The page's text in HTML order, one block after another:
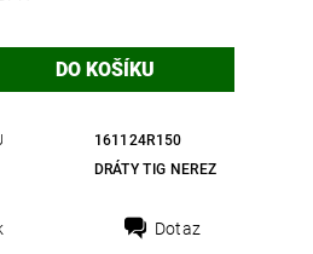
161124R150
DRÁTY TIG NEREZ
Dotaz